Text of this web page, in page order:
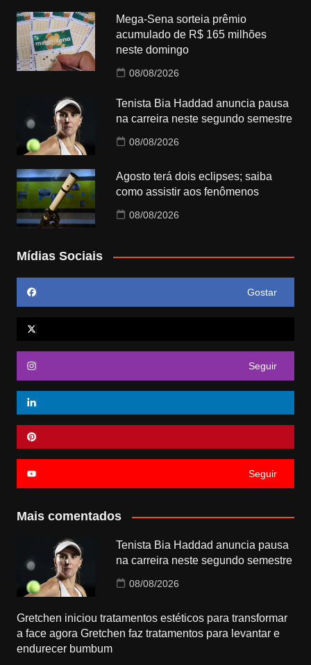
Mega-Sena sorteia prêmio
acumulado de R$ 165 milhões
neste domingo
08/08/2026
Tenista Bia Haddad anuncia pausa
na carreira neste segundo semestre
08/08/2026
Agosto terá dois eclipses; saiba
como assistir aos fenômenos
08/08/2026
Mídias Sociais
Gostar
Seguir
Seguir
Mais comentados
Tenista Bia Haddad anuncia pausa
na carreira neste segundo semestre
08/08/2026
Gretchen iniciou tratamentos estéticos para transformar
a face agora Gretchen faz tratamentos para levantar e
endurecer bumbum